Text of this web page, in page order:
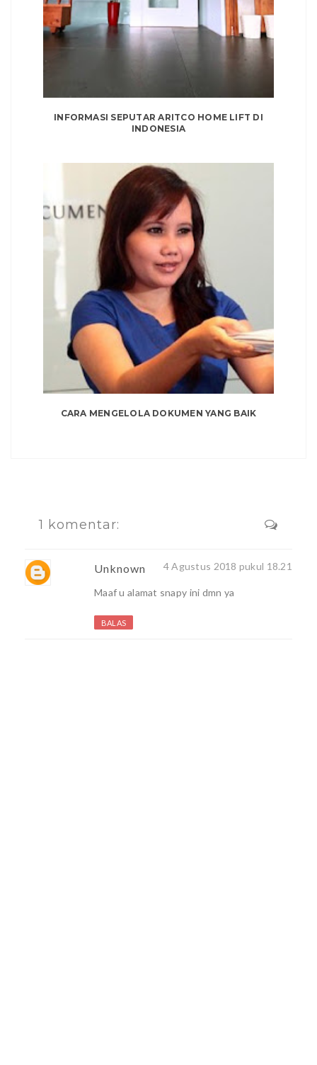
INFORMASI SEPUTAR ARITCO HOME LIFT DI
INDONESIA
CARA MENGELOLA DOKUMEN YANG BAIK
1 komentar:
Unknown 4 Agustus 2018 pukul 18.21
Maaf u alamat snapy ini dmn ya
BALAS